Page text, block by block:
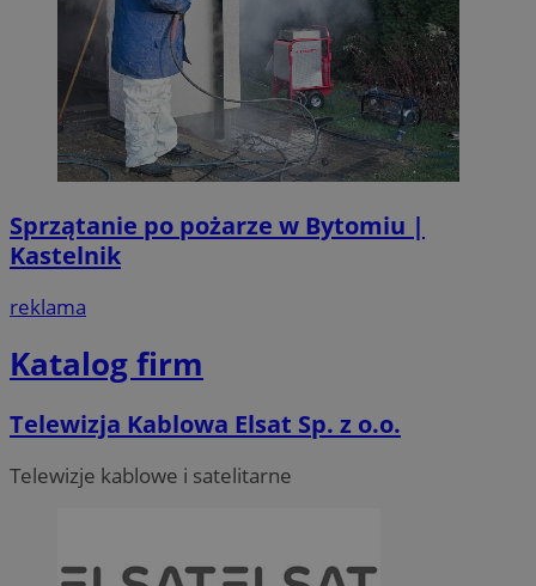
Sprzątanie po pożarze w Bytomiu |
Kastelnik
reklama
Katalog firm
Telewizja Kablowa Elsat Sp. z o.o.
Telewizje kablowe i satelitarne